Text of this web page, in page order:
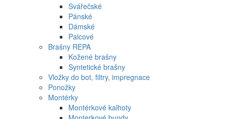
Svářečské
Pánské
Dámské
Palcové
Brašny REPA
Kožené brašny
Syntetické brašny
Vložky do bot, filtry, impregnace
Ponožky
Montérky
Montérkové kalhoty